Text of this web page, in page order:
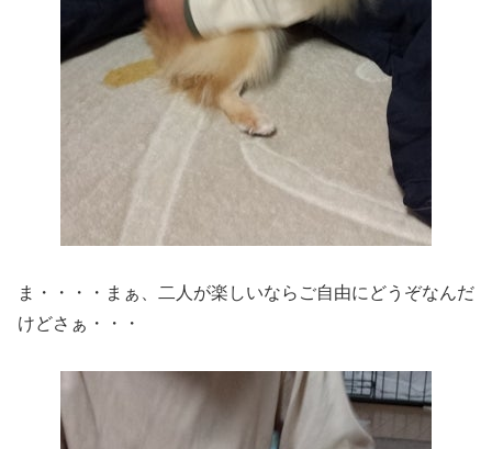
ま・・・・まぁ、二人が楽しいならご自由にどうぞなんだ
けどさぁ・・・